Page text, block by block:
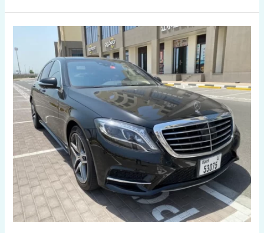
الفروانية
الى
مطار
الكويت
الدولي
اتصل
60036648